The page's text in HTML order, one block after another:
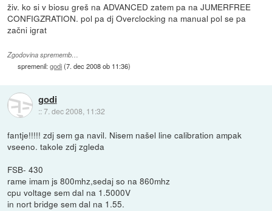
živ. ko si v biosu greš na ADVANCED zatem pa na JUMERFREE
CONFIGZRATION. pol pa dj Overclocking na manual pol se pa
začni igrat
Zgodovina sprememb…
spremenil:godi(7. dec 2008 ob 11:36)
godi
::7. dec 2008, 11:32
fantje!!!!! zdj sem ga navil. Nisem našel line calibration ampak
vseeno. takole zdj zgleda
FSB- 430
rame imam js 800mhz,sedaj so na 860mhz
cpu voltage sem dal na 1.5000V
in nort bridge sem dal na 1.55.